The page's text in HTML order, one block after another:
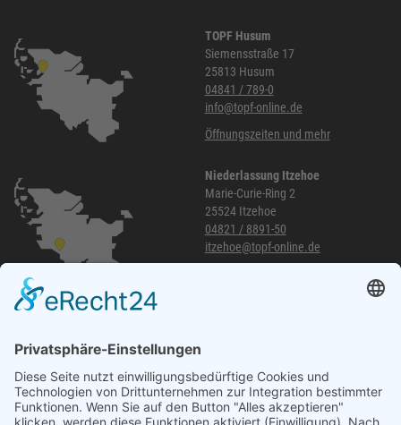
TOPF Husum
Siemensstraße 17
25813 Husum
04841 / 789-0
info@topf-online.de
Öffnungszeiten und mehr
Niederlassung Itzehoe
Marie-Curie-Ring 2
25524 Itzehoe
04821 / 8891-50
itzehoe@topf-online.de
040 / 21 04 04 04-04
glinde@topf-online.de
Öffnungszeiten und mehr